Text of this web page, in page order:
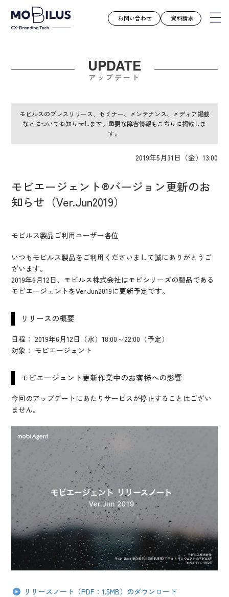
モビルスとは
導入事例
ユースケース
お知らせ
お役立ち資料
会社案内
IR情報
CX向上情報サイト
お問い合わせ 資料請求
UPDATE
アップデート
モビルスのプレスリリース、セミナー、メンテナンス、メディア掲載
などについてお知らせします。重要な障害情報もこちらに掲載しま
す。
2019年5月31日（金）13:00
モビエージェント®バージョン更新のお
知らせ（Ver.Jun2019）
モビルス製品ご利用ユーザー各位
いつもモビルス製品をご利用くださいまして誠にありがとうご
ざいます。
2019年6月12日、モビルス株式会社はモビシリーズの製品である
モビエージェントをVer.Jun2019に更新予定です。
リリースの概要
日程： 2019年6月12日（水）18:00～22:00（予定）
対象： モビエージェント
モビエージェント更新作業中のお客様への影響
今回のアップデートにあたりサービスが停止することはござい
ません。
リリースノート（PDF：1.5MB）のダウンロード